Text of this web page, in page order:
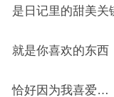
是日记里的甜美关
就是你喜欢的东西
恰好因为我喜爱…